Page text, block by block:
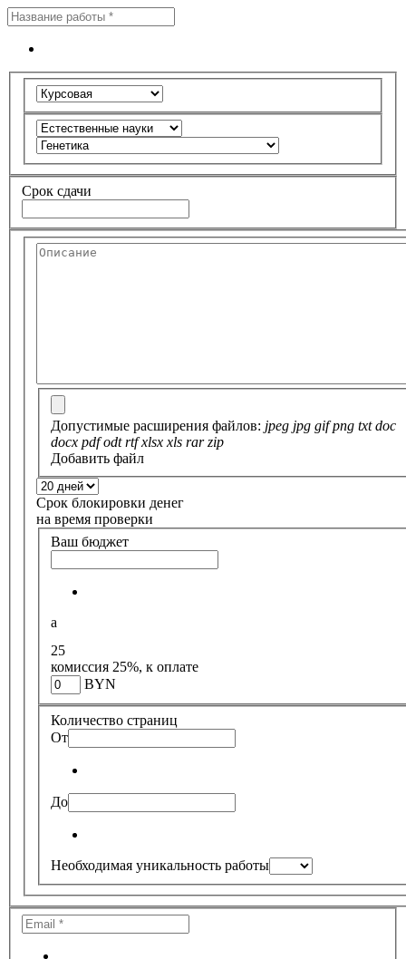
Срок сдачи
Допустимые расширения файлов: jpeg jpg gif png txt doc
docx pdf odt rtf xlsx xls rar zip
Добавить файл
Срок блокировки денег
на время проверки
Ваш бюджет
a
25
комиссия 25%, к оплате
BYN
Количество страниц
От
До
Необходимая уникальность работы